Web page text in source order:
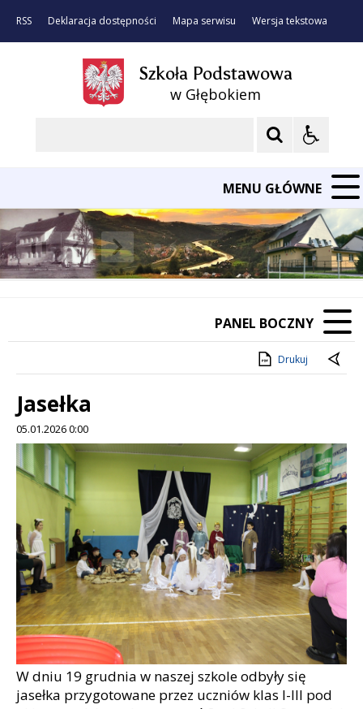
RSS Deklaracja dostępności Mapa serwisu Wersja tekstowa
Szkoła Podstawowa
w Głębokiem
MENU GŁÓWNE
Poprzedni Element
Następny Element
❚❚
PANEL BOCZNY
Drukuj
Jasełka
05.01.2026 0:00
Treść
W dniu 19 grudnia w naszej szkole odbyły się
jasełka przygotowane przez uczniów klas I-III pod